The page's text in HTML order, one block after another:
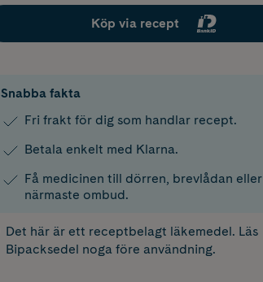
Köp via recept
Snabba fakta
Fri frakt för dig som handlar recept.
Betala enkelt med Klarna.
Få medicinen till dörren, brevlådan eller
närmaste ombud.
Det här är ett receptbelagt läkemedel. Läs
Bipacksedel noga före användning.